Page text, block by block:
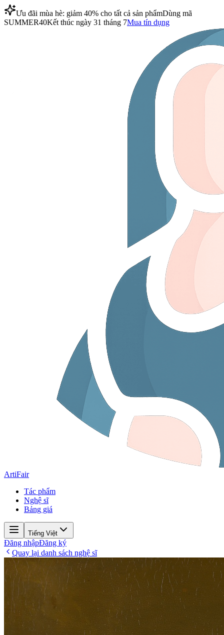
Ưu đãi mùa hè: giảm 40% cho tất cả sản phẩmDùng mã
SUMMER40Kết thúc ngày 31 tháng 7Mua tín dụng
ArtiFair
Tác phẩm
Nghệ sĩ
Bảng giá
Tiếng Việt
Đăng nhậpĐăng ký
Quay lại danh sách nghệ sĩ